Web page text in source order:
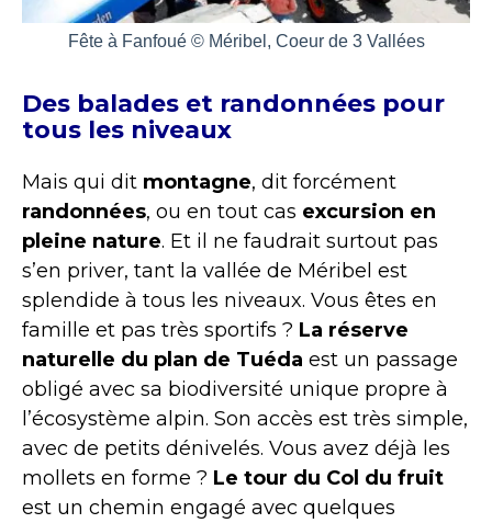
Fête à Fanfoué © Méribel, Coeur de 3 Vallées
Des balades et randonnées pour
tous les niveaux
Mais qui dit montagne, dit forcément
randonnées, ou en tout cas excursion en
pleine nature. Et il ne faudrait surtout pas
s’en priver, tant la vallée de Méribel est
splendide à tous les niveaux. Vous êtes en
famille et pas très sportifs ? La réserve
naturelle du plan de Tuéda est un passage
obligé avec sa biodiversité unique propre à
l’écosystème alpin. Son accès est très simple,
avec de petits dénivelés. Vous avez déjà les
mollets en forme ? Le tour du Col du fruit
est un chemin engagé avec quelques